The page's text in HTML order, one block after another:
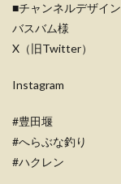
■チャンネルデザイン
バスバム様
X（旧Twitter）
Instagram
#豊田堰
#へらぶな釣り
#ハクレン